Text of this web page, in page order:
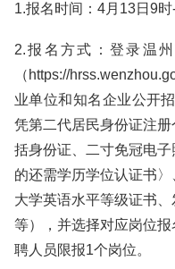
1.报名时间：4月13日9时
2.报名方式：登录温
（https://
业单位和知名企业公开
凭第二代居民身份证注
括身份证、二寸免冠电
的还需学历学位认证书〉
大学英语水平等级证书
等），并选择对应岗位
聘人员限报1个岗位。